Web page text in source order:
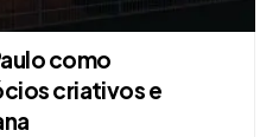
como
criativos e